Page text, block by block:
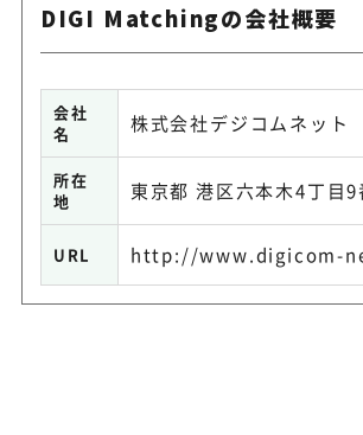
DIGI Matchingの会社概要
会社
名
株式会社デジコムネット
所在
地
東京都 港区六本木4丁目9
URL http://www.digicom-